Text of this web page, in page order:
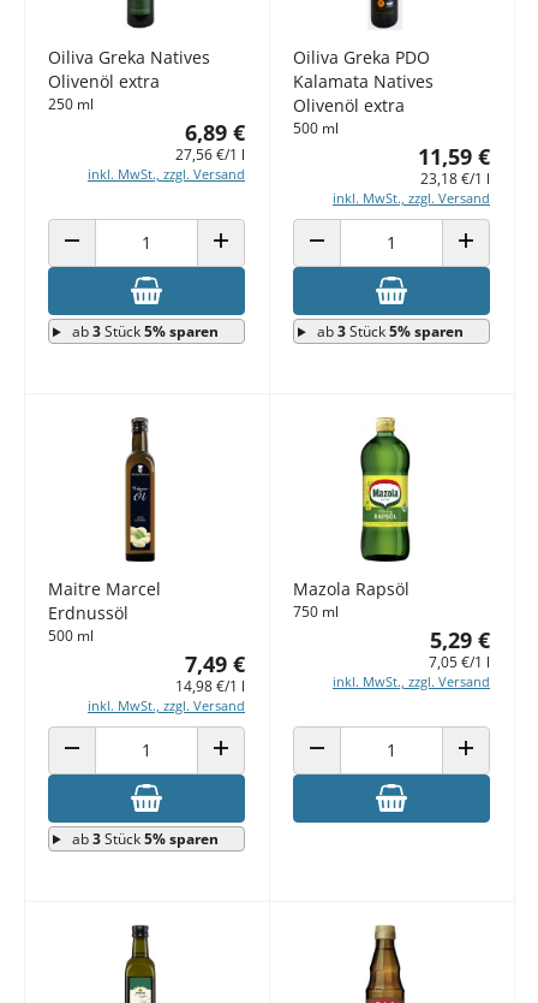
Oiliva Greka Natives
Olivenöl extra
250 ml
6,89 €
27,56 €/1 l
inkl. MwSt., zzgl. Versand
ANZAHL VERRINGERN ANZAHL ERHÖHEN
ab3Stück5% sparen
Oiliva Greka PDO
Kalamata Natives
Olivenöl extra
500 ml
11,59 €
23,18 €/1 l
inkl. MwSt., zzgl. Versand
ANZAHL VERRINGERN ANZAHL
ab3Stück5% sparen
Maitre Marcel
Erdnussöl
500 ml
7,49 €
14,98 €/1 l
inkl. MwSt., zzgl. Versand
ANZAHL VERRINGERN ANZAHL ERHÖHEN
ab3Stück5% sparen
Mazola Rapsöl
750 ml
5,29 €
7,05 €/1 l
inkl. MwSt., zzgl. Versand
ANZAHL VERRINGERN ANZAHL